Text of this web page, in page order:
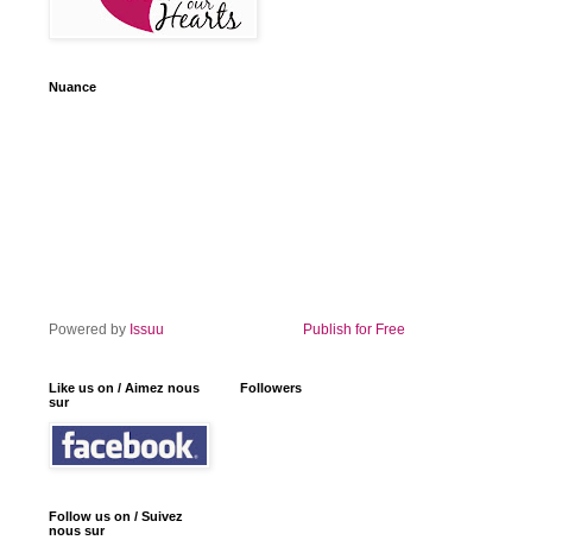
Nuance
Powered by Issuu Publish for Free
Like us on / Aimez nous
sur
Follow us on / Suivez
nous sur
Followers